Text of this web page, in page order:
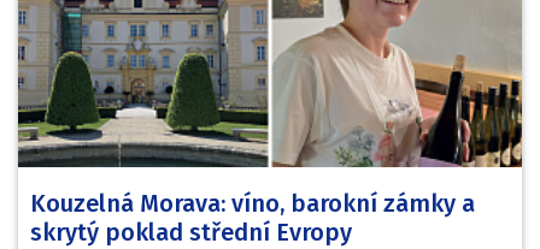
Kouzelná Morava: víno, barokní zámky a
skrytý poklad střední Evropy